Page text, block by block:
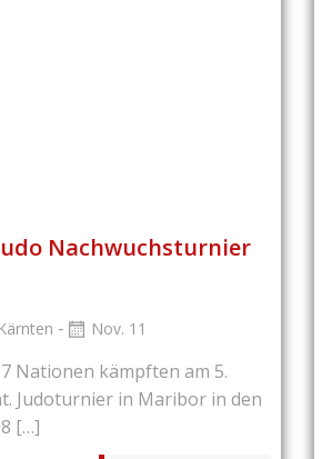
Nachwuchsturnier
- Nov. 11
Nationen kämpften am 5.
Judoturnier in Maribor in den
[…]